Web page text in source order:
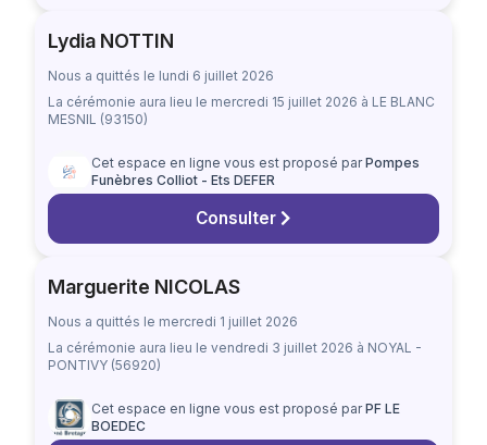
Lydia NOTTIN
Nous a quittés le lundi 6 juillet 2026
La cérémonie aura lieu le mercredi 15 juillet 2026 à LE BLANC
MESNIL (93150)
Cet espace en ligne vous est proposé parPompes
Funèbres Colliot - Ets DEFER
Consulter
Marguerite NICOLAS
Nous a quittés le mercredi 1 juillet 2026
La cérémonie aura lieu le vendredi 3 juillet 2026 à NOYAL -
PONTIVY (56920)
Cet espace en ligne vous est proposé parPF LE
BOEDEC